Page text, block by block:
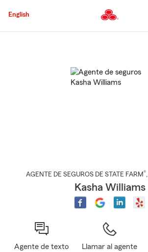
al
principal
English
AGENTE DE SEGUROS DE STATE FARM®,
Kasha Williams
Agente de texto Llamar al agente